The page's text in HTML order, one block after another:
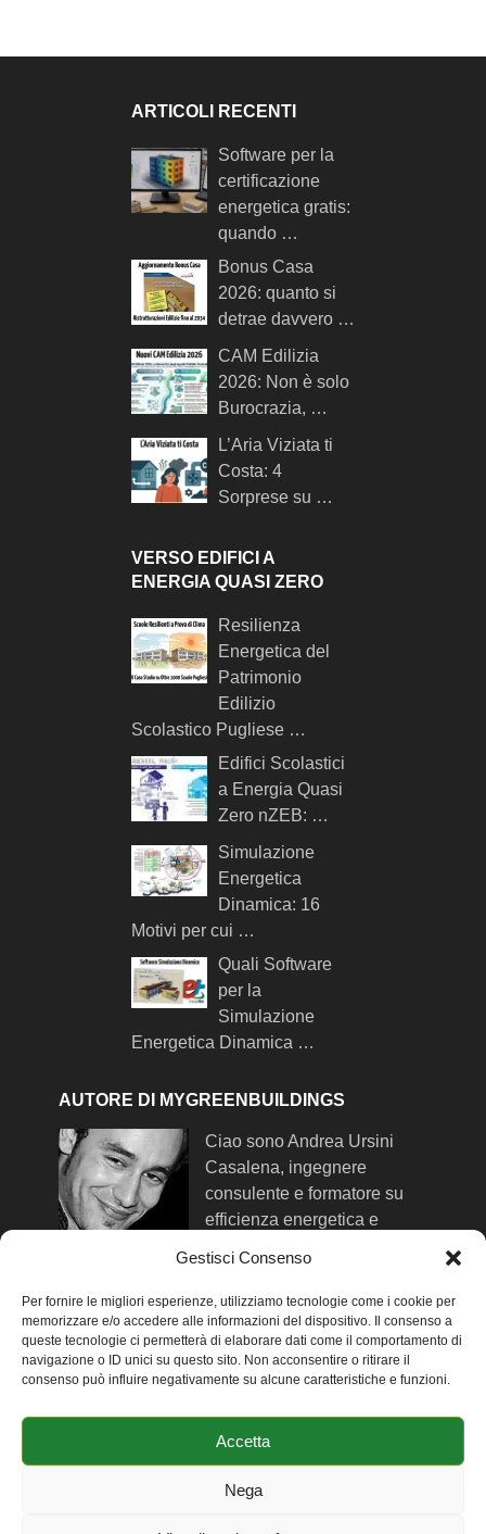
Gestisci Consenso
Per fornire le migliori esperienze, utilizziamo tecnologie come i cookie per
memorizzare e/o accedere alle informazioni del dispositivo. Il consenso a
queste tecnologie ci permetterà di elaborare dati come il comportamento di
navigazione o ID unici su questo sito. Non acconsentire o ritirare il
consenso può influire negativamente su alcune caratteristiche e funzioni.
Accetta
Nega
ARTICOLI RECENTI
Software per la
certificazione
energetica gratis:
quando …
Bonus Casa
2026: quanto si
detrae davvero …
CAM Edilizia
2026: Non è solo
Burocrazia, …
L’Aria Viziata ti
Costa: 4
Sorprese su …
VERSO EDIFICI A
ENERGIA QUASI ZERO
Resilienza
Energetica del
Patrimonio
Edilizio
Scolastico Pugliese …
Edifici Scolastici
a Energia Quasi
Zero nZEB: …
Simulazione
Energetica
Dinamica: 16
Motivi per cui …
Quali Software
per la
Simulazione
Energetica Dinamica …
AUTORE DI MYGREENBUILDINGS
Ciao sono Andrea Ursini
Casalena, ingegnere
consulente e formatore su
efficienza energetica e
SEGUIMI SUI SOCIAL NETWORK
Facebook
-Twitter
-Youtube